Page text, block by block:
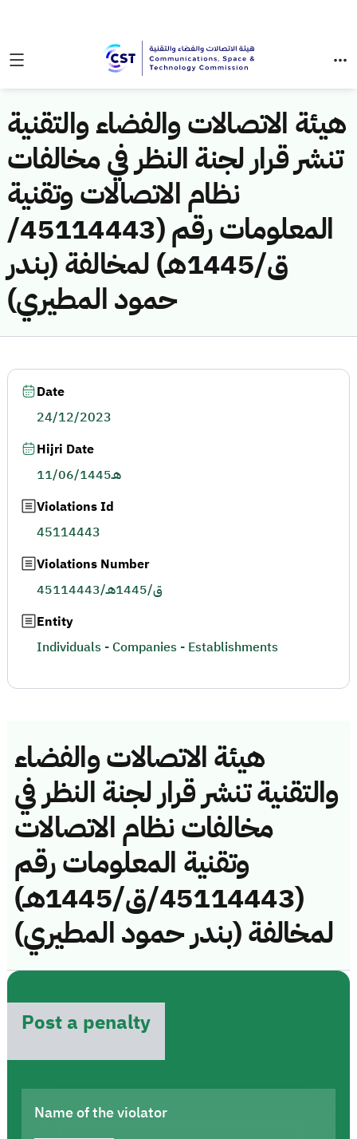
هيئة الاتصالات والفضاء والتقنية
تنشر قرار لجنة النظر في مخالفات
نظام الاتصالات وتقنية
المعلومات رقم (45114443/
ق/1445هـ) لمخالفة (بندر
حمود المطيري)
هيئة الاتصالات والفضاء
والتقنية تنشر قرار لجنة النظر في
مخالفات نظام الاتصالات
وتقنية المعلومات رقم
(45114443/ق/1445هـ)
لمخالفة (بندر حمود المطيري)
Post a penalty
Name of the violator
Date
24/12/2023
Hijri Date
11/06/1445هـ
Violations Id
45114443
Violations Number
45114443/ق/1445هـ
Entity
Individuals - Companies - Establishments